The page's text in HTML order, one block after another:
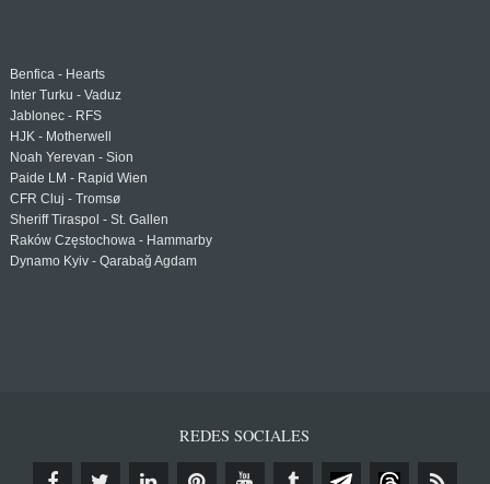
Benfica - Hearts
Inter Turku - Vaduz
Jablonec - RFS
HJK - Motherwell
Noah Yerevan - Sion
Paide LM - Rapid Wien
CFR Cluj - Tromsø
Sheriff Tiraspol - St. Gallen
Raków Częstochowa - Hammarby
Dynamo Kyiv - Qarabağ Agdam
REDES SOCIALES